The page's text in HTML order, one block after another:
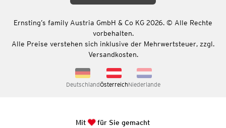
Ernsting’s family Austria GmbH & Co KG 2026. © Alle Rechte
vorbehalten.
Alle Preise verstehen sich inklusive der Mehrwertsteuer, zzgl.
Versandkosten.
DeutschlandÖsterreichNiederlande
Mit für Sie gemacht